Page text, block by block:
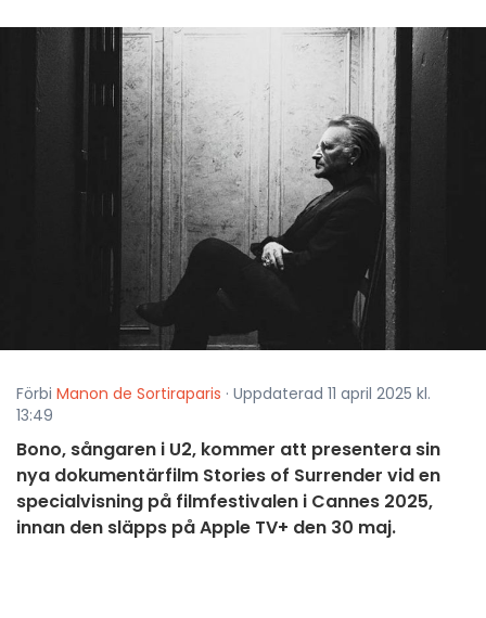
Förbi Manon de Sortiraparis · Uppdaterad 11 april 2025 kl.
13:49
Bono, sångaren i U2, kommer att presentera sin
nya dokumentärfilm Stories of Surrender vid en
specialvisning på filmfestivalen i Cannes 2025,
innan den släpps på Apple TV+ den 30 maj.